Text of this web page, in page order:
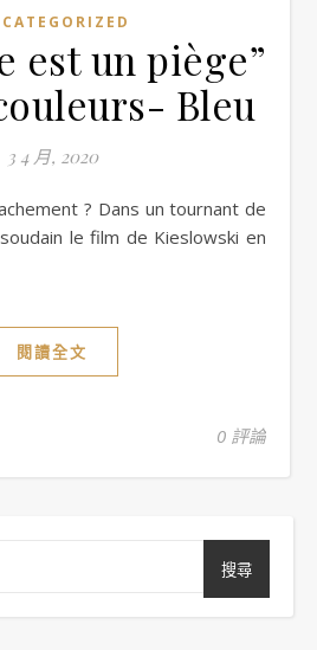
est un piège”
Bleu
3 4 月, 2020
le film de Kieslowski en
閱讀全文
0 評論
搜尋